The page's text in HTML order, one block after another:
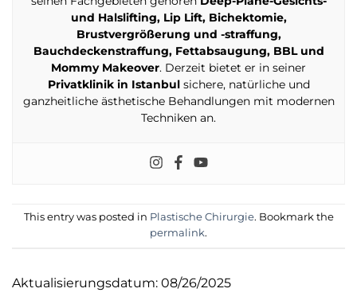
und Halslifting, Lip Lift, Bichektomie,
Brustvergrößerung und -straffung,
Bauchdeckenstraffung, Fettabsaugung, BBL und
Mommy Makeover. Derzeit bietet er in seiner
Privatklinik in Istanbulsichere, natürliche und
ganzheitliche ästhetische Behandlungen mit modernen
Techniken an.
This entry was posted in Plastische Chirurgie. Bookmark the
permalink.
Aktualisierungsdatum: 08/26/2025